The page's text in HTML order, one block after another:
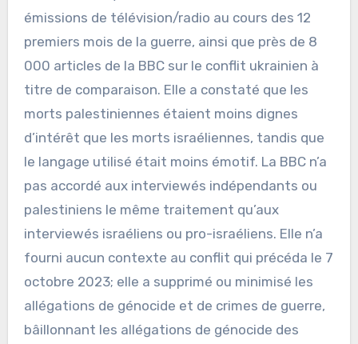
émissions de télévision/radio au cours des 12
premiers mois de la guerre, ainsi que près de 8
000 articles de la BBC sur le conflit ukrainien à
titre de comparaison. Elle a constaté que les
morts palestiniennes étaient moins dignes
d’intérêt que les morts israéliennes, tandis que
le langage utilisé était moins émotif. La BBC n’a
pas accordé aux interviewés indépendants ou
palestiniens le même traitement qu’aux
interviewés israéliens ou pro-israéliens. Elle n’a
fourni aucun contexte au conflit qui précéda le 7
octobre 2023; elle a supprimé ou minimisé les
allégations de génocide et de crimes de guerre,
bâillonnant les allégations de génocide des